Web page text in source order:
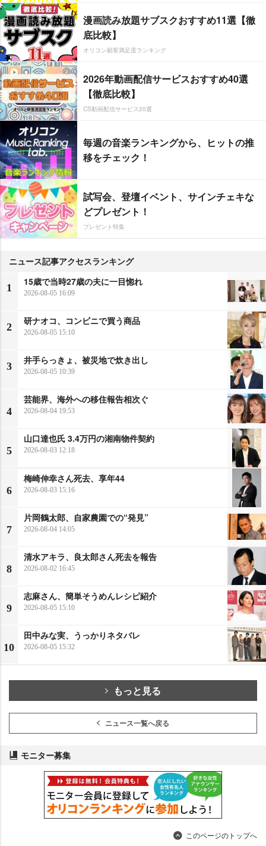
漫画読み放題サブスクおすすめ11選【徹
底比較】
オリコン顧客満足度ランキング
2026年動画配信サービスおすすめ40選
【徹底比較】
CS動画配信サービス20選
毎週の音楽ランキングから、ヒットの推
移をチェック！
試写会、登壇イベント、サインチェキな
どプレゼント！
プレゼント特集
ニュース記事アクセスランキング
1
15歳で当時27歳の夫に一目惚れ
2026-08-05 16:09
2
研ナオコ、コンビニで買う商品
2026-08-05 15:10
3
井手らっきょ、被災地で炊き出し
2026-08-05 10:39
4
芸能界、海外への移住報告相次ぐ
2026-08-04 19:53
5
山口達也氏 3.4万円の湘南物件契約
2026-08-03 12:18
6
梅崎伸幸さん死去、享年44
2026-08-03 15:16
7
片岡鶴太郎、自家農園での“発見”
2026-08-04 14:05
8
清水アキラ、良太郎さん死去を報告
2026-08-02 16:45
9
志麻さん、簡単そうめんレシピ紹介
2026-08-05 15:10
10
田中みな実、うっかりネタバレ
2026-08-05 15:32
もっと見る
ニュース一覧へ戻る
モニター募集
このページのトップへ